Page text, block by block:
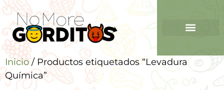
Inicio/ Productos etiquetados “Levadura
Química”